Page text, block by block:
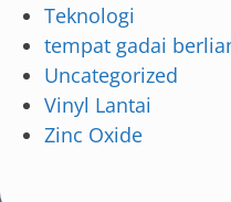
Teknologi
tempat gadai
Uncategorized
Vinyl Lantai
Zinc Oxide